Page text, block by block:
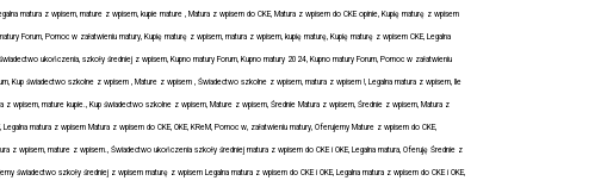
matura z wpisem, mature z wpisem, kupie mature , Matura z wpisem do CKE, Matura z wpisem do CKE opinie, Kupię maturę z wpisem
Forum, Pomoc w załatwieniu matury, Kupię maturę z wpisem, matura z wpisem, kupię maturę, Kupię maturę z wpisem CKE, Legalna
ukończenia, szkoły średniej z wpisem, Kupno matury Forum, Kupno matury 2024, Kupno matury Forum, Pomoc w załatwieniu
Kup świadectwo szkolne z wpisem , Mature z wpisem , Świadectwo szkolne z wpisem, matura z wpisem !, Legalna matura z wpisem, Ile
mature kupie., Kup świadectwo szkolne z wpisem, Mature z wpisem, Średnie Matura z wpisem, Średnie z wpisem, Matura z
matura z wpisem Matura z wpisem do CKE, OKE, KReM, Pomoc w, załatwieniu matury, Oferujemy Mature z wpisem do CKE,
z wpisem, mature z wpisem., Świadectwo ukończenia szkoły średniej matura z wpisem do CKE i OKE, Legalna matura, Oferuję Średnie z
świadectwo szkoły średniej z wpisem maturę z wpisem Legalna matura z wpisem do CKE i OKE, Legalna matura z wpisem do CKE i OKE,